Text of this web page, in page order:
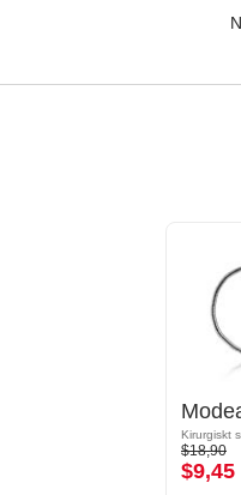
Kirurgiskt
$18,90
$9,45